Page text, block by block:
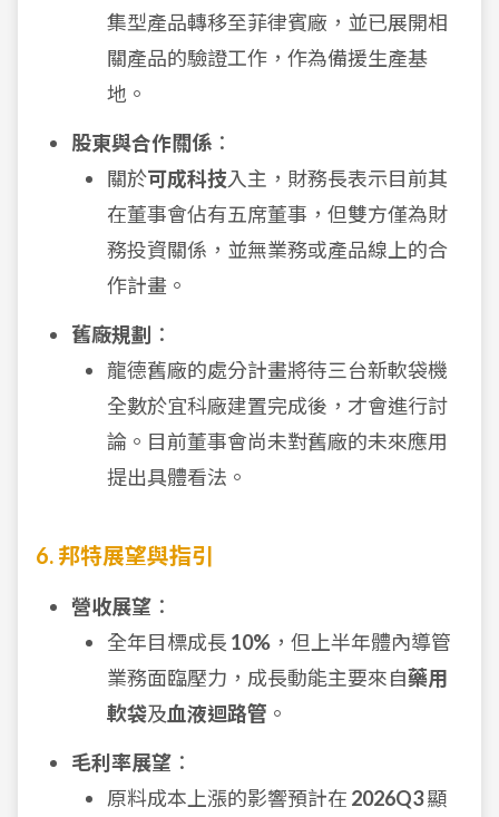
集型產品轉移至菲律賓廠，並已展開相
關產品的驗證工作，作為備援生產基
地。
股東與合作關係 ：
關於可成科技入主，財務長表示目前其
在董事會佔有五席董事，但雙方僅為財
務投資關係，並無業務或產品線上的合
作計畫。
舊廠規劃 ：
龍德舊廠的處分計畫將待三台新軟袋機
全數於宜科廠建置完成後，才會進行討
論。目前董事會尚未對舊廠的未來應用
提出具體看法。
6. 邦特展望與指引
營收展望 ：
全年目標成長 10% ，但上半年體內導管
業務面臨壓力，成長動能主要來自藥用
軟袋及血液迴路管 。
毛利率展望 ：
原料成本上漲的影響預計在 2026Q3顯